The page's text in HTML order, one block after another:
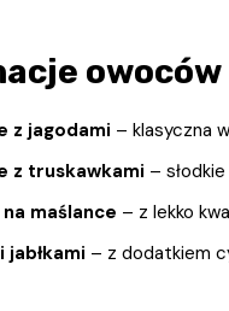
owoców
z jagodami – klasyczna
z truskawkami –
maślance – z lekko
jabłkami – z dodatkiem